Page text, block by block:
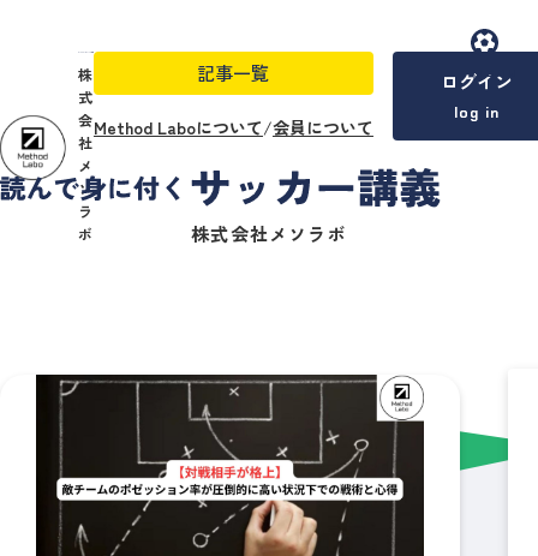
株
式
会
社
メ
ソ
ラ
ボ
記事一覧
Method Laboについて/会員について
ログイン
log in
株式会社メソラボ
menu